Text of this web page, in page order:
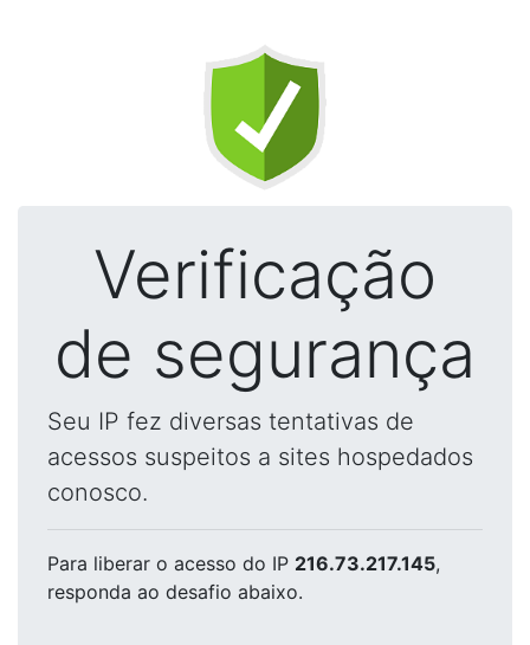
Verificação
de segurança
Seu IP fez diversas tentativas de
acessos suspeitos a sites hospedados
conosco.
Para liberar o acesso do IP 216.73.217.145,
responda ao desafio abaixo.